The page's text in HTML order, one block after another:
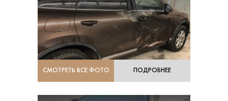
СМОТРЕТЬ ВСЕ ФОТО ПОДРОБНЕЕ